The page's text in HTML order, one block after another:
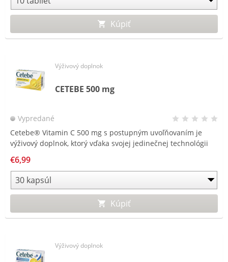
Kúpiť
Výživový doplnok
CETEBE 500 mg
Vypredané
Cetebe® Vitamin C 500 mg s postupným uvoľňovaním je
výživový doplnok, ktorý vďaka svojej jedinečnej technológii
organizmus vitamínom C po celý deň.
€6,99
Kúpiť
Výživový doplnok